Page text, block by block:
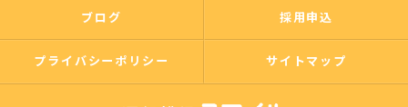
ブログ 採用申込
プライバシーポリシー サイトマップ